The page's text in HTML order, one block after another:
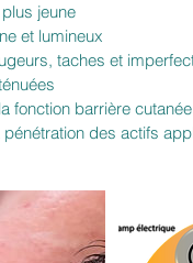
jeune
et lumineux
taches et
fonction barrière cutanée
des actifs